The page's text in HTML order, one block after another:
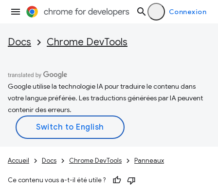
Connexion
Docs Chrome DevTools
Google utilise la technologie IA pour traduire le contenu dans
votre langue préférée. Les traductions générées par IA peuvent
contenir des erreurs.
Accueil Docs Chrome DevTools Panneaux
Ce contenu vous a-t-il été utile ?